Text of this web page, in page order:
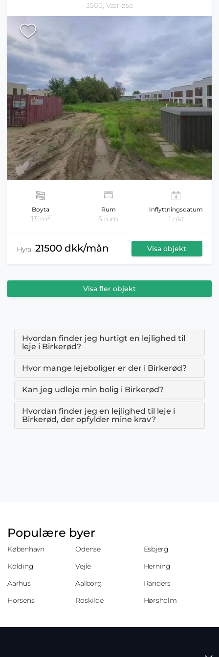
3500, Værløse
Boyta
131m2
Rum
5 rum
Inflyttningsdatum
1 okt
Hyra: 21500 dkk/mån Visa objekt
Visa fler objekt
Hvordan finder jeg hurtigt en lejlighed til
leje i Birkerød?
Hvor mange lejeboliger er der i Birkerød?
Kan jeg udleje min bolig i Birkerød?
Hvordan finder jeg en lejlighed til leje i
Birkerød, der opfylder mine krav?
Populære byer
København Odense
Esbjerg
Kolding
Vejle
Herning
Aarhus
Aalborg
Randers
Horsens
Roskilde Hørsholm